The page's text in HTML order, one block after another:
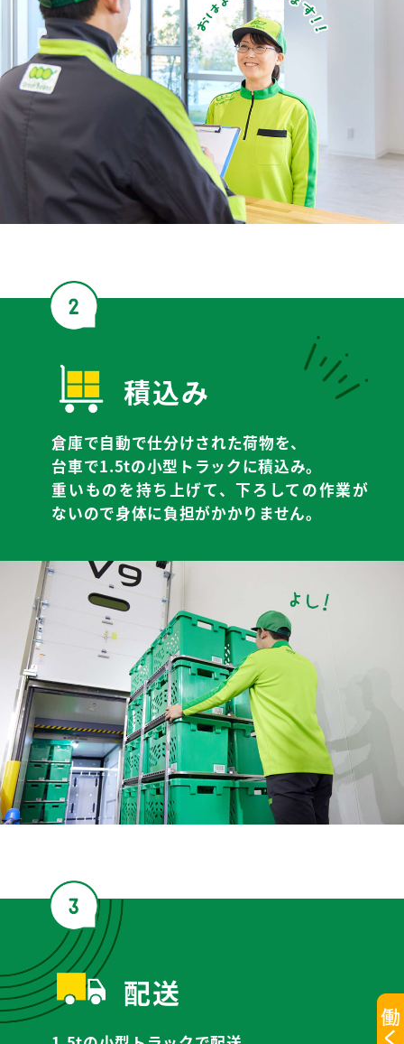
積込み
倉庫で自動で仕分けされた荷物を、
台車で1.5tの小型トラックに積込み。
重いものを持ち上げて、下ろしての作業が
ないので身体に負担がかかりません。
配送